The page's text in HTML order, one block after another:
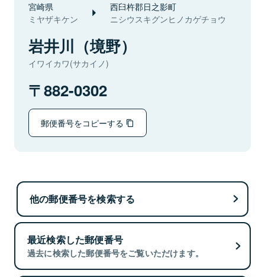
宮崎県
ミヤザキケン
西臼杵郡日之影町
ニシウスキグンヒノカゲチョウ
岩井川（境野）
イワイカワ(サカイノ)
882-0302
郵便番号をコピーする
他の郵便番号を検索する
最近検索した郵便番号
過去に検索した郵便番号をご覧いただけます。